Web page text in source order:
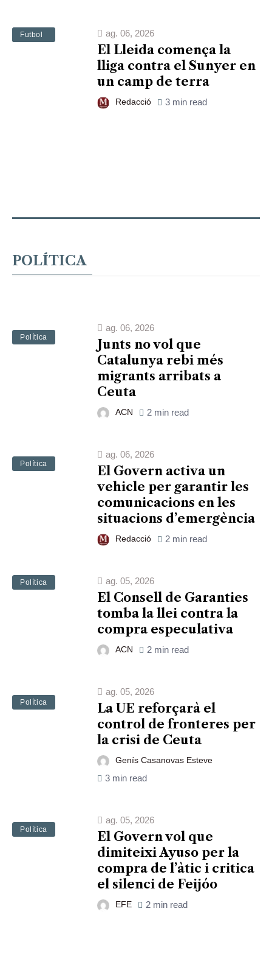
Esports
Futbol ag. 06, 2026
El Lleida comença la
lliga contra el Sunyer en
un camp de terra
Redacció 3 min read
POLÍTICA
Política
ag. 06, 2026
Junts no vol que
Catalunya rebi més
migrants arribats a
Ceuta
ACN 2 min read
Política
ag. 06, 2026
El Govern activa un
vehicle per garantir les
comunicacions en les
situacions d’emergència
Redacció 2 min read
Política ag. 05, 2026
El Consell de Garanties
tomba la llei contra la
compra especulativa
ACN 2 min read
Política
ag. 05, 2026
La UE reforçarà el
control de fronteres per
la crisi de Ceuta
Genís Casanovas Esteve
3 min read
Política
ag. 05, 2026
El Govern vol que
dimiteixi Ayuso per la
compra de l’àtic i critica
el silenci de Feijóo
EFE 2 min read